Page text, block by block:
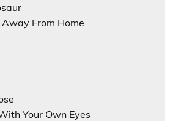
From Home
Your Own Eyes